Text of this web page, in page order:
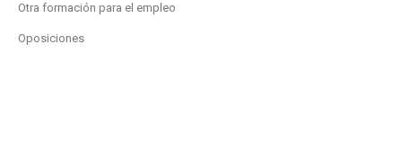
Otra formación para el empleo
Oposiciones